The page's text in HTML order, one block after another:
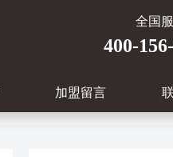
全国
400-
加盟留言